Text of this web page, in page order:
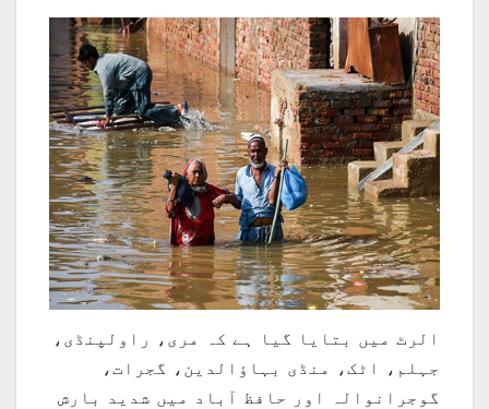
الرٹ میں بتایا گیا ہے کہ مری، راولپنڈی،
جہلم، اٹک، منڈی بہاؤالدین، گجرات،
گوجرانوالہ اور حافظ آباد میں شدید بارش